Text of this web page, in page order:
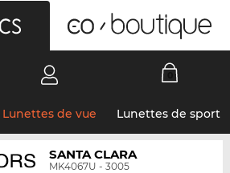
Lunettes de vue Lunettes de sport
SANTA CLARA
MK4067U - 3005